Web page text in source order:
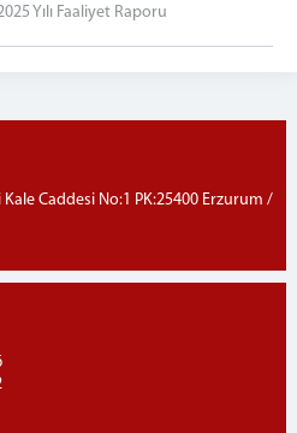
Yılı Faaliyet Raporu
Caddesi No:1 PK:25400 Erzurum /